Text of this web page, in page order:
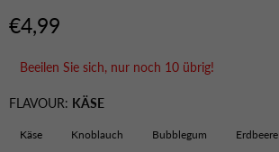
Normaler
€4,99
Beeilen Sie sich, nur noch 10 übrig!
FLAVOUR: KÄSE
Käse Knoblauch Bubblegum Erdbeere